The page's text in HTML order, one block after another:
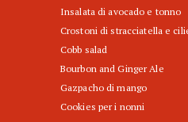
Insalata di avocado e tonno
Crostoni di stracciatella e
Cobb salad
Bourbon and Ginger Ale
Gazpacho di mango
Cookies per i nonni